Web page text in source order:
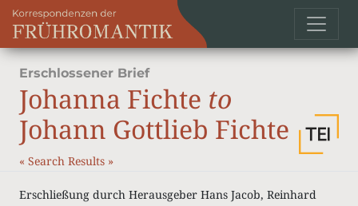
Erschlossener Brief
Johanna Fichte to
Johann Gottlieb Fichte
« Search Results »
Erschließung durch Herausgeber Hans Jacob, Reinhard